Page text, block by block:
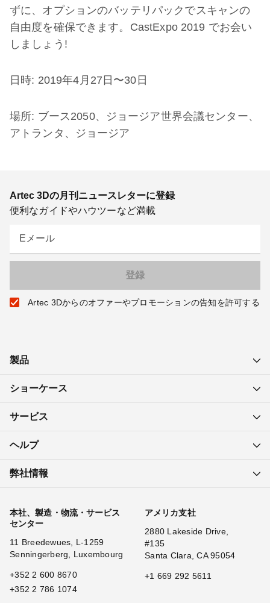
ずに、オプションのバッテリパックでスキャンの
自由度を確保できます。CastExpo 2019 でお会い
しましょう!
日時: 2019年4月27日〜30日
場所: ブース2050、ジョージア世界会議センター、
アトランタ、ジョージア
Artec 3Dの月刊ニュースレターに登録
便利なガイドやハウツーなど満載
Eメール
Artec 3Dからのオファーやプロモーションの告知を許可する
製品
ショーケース
サービス
ヘルプ
弊社情報
本社、製造・物流・サービス
センター
11 Breedewues, L-1259
Senningerberg, Luxembourg
+352 2 600 8670
+352 2 786 1074
アメリカ支社
2880 Lakeside Drive,
#135
Santa Clara, CA 95054
+1 669 292 5611